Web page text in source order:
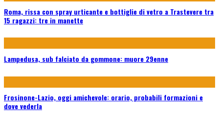
Roma, rissa con spray urticante e bottiglie di vetro a Trastevere tra
15 ragazzi: tre in manette
Lampedusa, sub falciato da gommone: muore 29enne
Frosinone-Lazio, oggi amichevole: orario, probabili formazioni e
dove vederla